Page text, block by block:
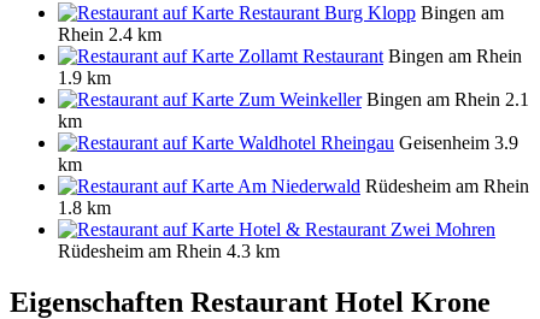
Restaurant Burg Klopp Bingen am
Rhein 2.4 km
Zollamt Restaurant Bingen am Rhein
1.9 km
Zum Weinkeller Bingen am Rhein 2.1
km
Waldhotel Rheingau Geisenheim 3.9
km
Am Niederwald Rüdesheim am Rhein
1.8 km
Hotel & Restaurant Zwei Mohren
Rüdesheim am Rhein 4.3 km
Eigenschaften Restaurant Hotel Krone